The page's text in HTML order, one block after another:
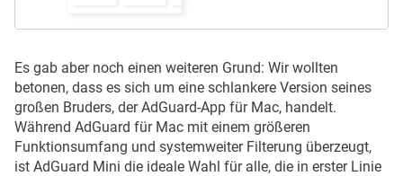
Es gab aber noch einen weiteren Grund: Wir wollten
betonen, dass es sich um eine schlankere Version seines
großen Bruders, der AdGuard-App für Mac, handelt.
Während AdGuard für Mac mit einem größeren
Funktionsumfang und systemweiter Filterung überzeugt,
ist AdGuard Mini die ideale Wahl für alle, die in erster Linie